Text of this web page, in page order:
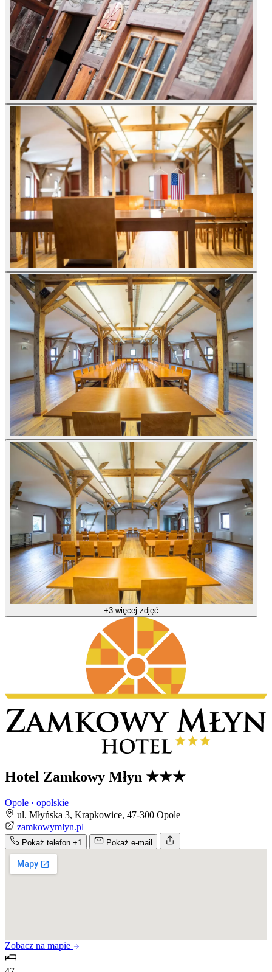
+3 więcej zdjęć
Hotel Zamkowy Młyn ★★★
Opole · opolskie
ul. Młyńska 3, Krapkowice, 47-300 Opole
zamkowymlyn.pl
Pokaż telefon +1 Pokaż e-mail
Zobacz na mapie